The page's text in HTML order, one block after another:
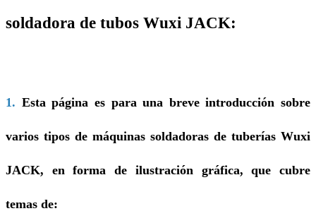
soldadora de tubos Wuxi JACK:
1. Esta página es para una breve introducción sobre
varios tipos de máquinas soldadoras de tuberías Wuxi
JACK, en forma de ilustración gráfica, que cubre
temas de: